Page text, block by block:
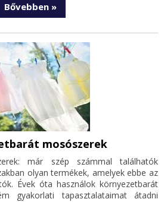
Bővebben »
mosószerek
már szép számmal találhatók
olyan termékek, amelyek ebbe az
Évek óta használok környezetbarát
gyakorlati tapasztalataimat átadni